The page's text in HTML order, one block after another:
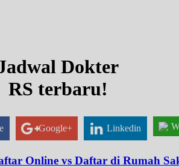
Dokter
RS terbaru!
Google+ Linkedin
Online vs Daftar di Rumah